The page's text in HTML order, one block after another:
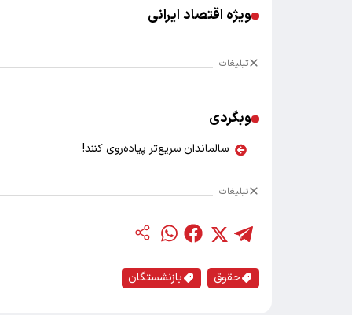
ویژه اقتصاد ایرانی
تبلیغات
وبگردی
سالماندان سریع‌تر پیاده‌روی کنند!
تبلیغات
حقوق بازنشستگان